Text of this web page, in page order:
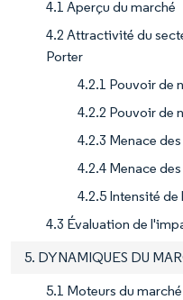
4.1 Aperçu du marché
4.2 Attractivité du
Porter
4.2.1 Pouvoir de
4.2.2 Pouvoir de
4.2.3 Menace
4.2.4 Menace
4.2.5 Intensité
4.3 Évaluation de
5. DYNAMIQUES DU
5.1 Moteurs du marché